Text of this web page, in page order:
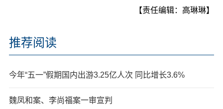
【责任编辑：高琳琳】
推荐阅读
今年“五一”假期国内出游3.25亿人次 同比增长3.6%
魏凤和案、李尚福案一审宣判